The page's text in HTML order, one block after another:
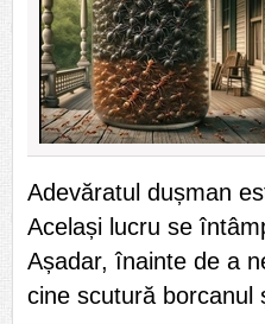
Adevăratul dușman
Același lucru se
Așadar, înainte de a
cine scutură borcanul